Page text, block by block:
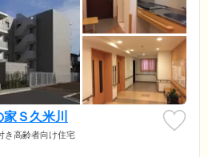
Ｓ久米川
き高齢者向け住宅